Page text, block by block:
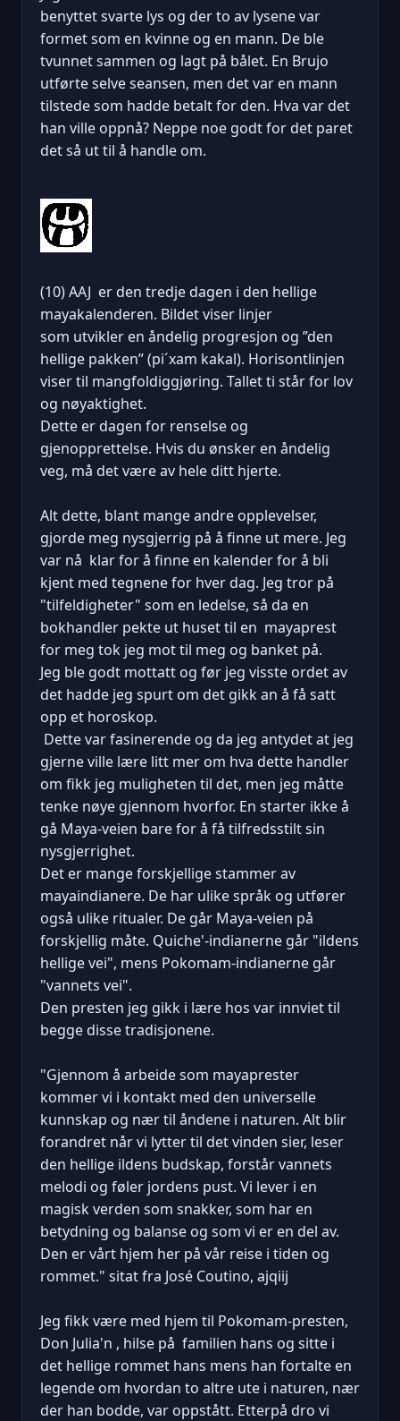
benyttet svarte lys og der to av lysene var
formet som en kvinne og en mann. De ble
tvunnet sammen og lagt på bålet. En Brujo
utførte selve seansen, men det var en mann
tilstede som hadde betalt for den. Hva var det
han ville oppnå? Neppe noe godt for det paret
det så ut til å handle om.
(10) AAJ er den tredje dagen i den hellige
mayakalenderen. Bildet viser linjer
som utvikler en åndelig progresjon og ”den
hellige pakken” (pi´xam kakal). Horisontlinjen
viser til mangfoldiggjøring. Tallet ti står for lov
og nøyaktighet.
Dette er dagen for renselse og
gjenopprettelse. Hvis du ønsker en åndelig
veg, må det være av hele ditt hjerte.
Alt dette, blant mange andre opplevelser,
gjorde meg nysgjerrig på å finne ut mere. Jeg
var nå klar for å finne en kalender for å bli
kjent med tegnene for hver dag. Jeg tror på
"tilfeldigheter" som en ledelse, så da en
bokhandler pekte ut huset til en mayaprest
for meg tok jeg mot til meg og banket på.
Jeg ble godt mottatt og før jeg visste ordet av
det hadde jeg spurt om det gikk an å få satt
opp et horoskop.
Dette var fasinerende og da jeg antydet at jeg
gjerne ville lære litt mer om hva dette handler
om fikk jeg muligheten til det, men jeg måtte
tenke nøye gjennom hvorfor. En starter ikke å
gå Maya-veien bare for å få tilfredsstilt sin
nysgjerrighet.
Det er mange forskjellige stammer av
mayaindianere. De har ulike språk og utfører
også ulike ritualer. De går Maya-veien på
forskjellig måte. Quiche'-indianerne går "ildens
hellige vei", mens Pokomam-indianerne går
"vannets vei".
Den presten jeg gikk i lære hos var innviet til
begge disse tradisjonene.
"Gjennom å arbeide som mayaprester
kommer vi i kontakt med den universelle
kunnskap og nær til åndene i naturen. Alt blir
forandret når vi lytter til det vinden sier, leser
den hellige ildens budskap, forstår vannets
melodi og føler jordens pust. Vi lever i en
magisk verden som snakker, som har en
betydning og balanse og som vi er en del av.
Den er vårt hjem her på vår reise i tiden og
rommet." sitat fra José Coutino, ajqiij
Jeg fikk være med hjem til Pokomam-presten,
Don Julia'n , hilse på familien hans og sitte i
det hellige rommet hans mens han fortalte en
legende om hvordan to altre ute i naturen, nær
der han bodde, var oppstått. Etterpå dro vi